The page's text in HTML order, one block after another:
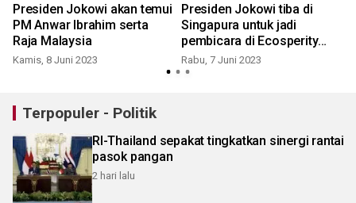
Presiden Jokowi akan temui
PM Anwar Ibrahim serta
Raja Malaysia
Kamis, 8 Juni 2023
Presiden Jokowi tiba di
Singapura untuk jadi
pembicara di Ecosperity
Week
Rabu, 7 Juni 2023
Terpopuler - Politik
RI-Thailand sepakat tingkatkan sinergi rantai
pasok pangan
2 hari lalu